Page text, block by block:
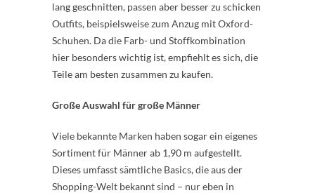
lang geschnitten, passen aber besser zu schicken
Outfits, beispielsweise zum Anzug mit Oxford-
Schuhen. Da die Farb- und Stoffkombination
hier besonders wichtig ist, empfiehlt es sich, die
Teile am besten zusammen zu kaufen.
Große Auswahl für große Männer
Viele bekannte Marken haben sogar ein eigenes
Sortiment für Männer ab 1,90 m aufgestellt.
Dieses umfasst sämtliche Basics, die aus der
Shopping-Welt bekannt sind – nur eben in